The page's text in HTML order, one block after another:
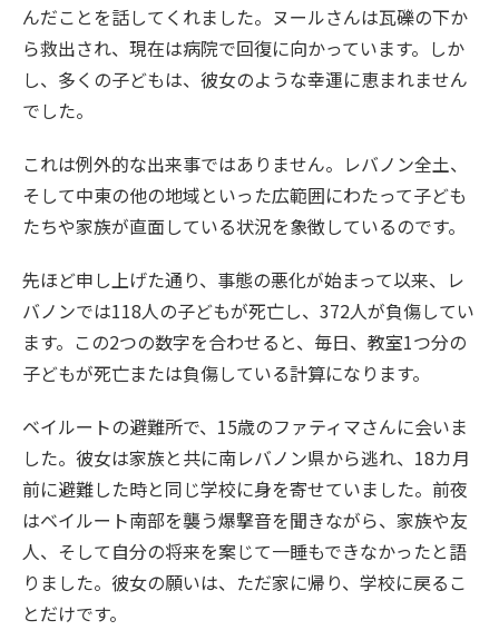
んだことを話してくれました。ヌールさんは瓦礫の下か
ら救出され、現在は病院で回復に向かっています。しか
し、多くの子どもは、彼女のような幸運に恵まれません
でした。
これは例外的な出来事ではありません。レバノン全土、
そして中東の他の地域といった広範囲にわたって子ども
たちや家族が直面している状況を象徴しているのです。
先ほど申し上げた通り、事態の悪化が始まって以来、レ
バノンでは118人の子どもが死亡し、372人が負傷してい
ます。この2つの数字を合わせると、毎日、教室1つ分の
子どもが死亡または負傷している計算になります。
ベイルートの避難所で、15歳のファティマさんに会いま
した。彼女は家族と共に南レバノン県から逃れ、18カ月
前に避難した時と同じ学校に身を寄せていました。前夜
はベイルート南部を襲う爆撃音を聞きながら、家族や友
人、そして自分の将来を案じて一睡もできなかったと語
りました。彼女の願いは、ただ家に帰り、学校に戻るこ
とだけです。